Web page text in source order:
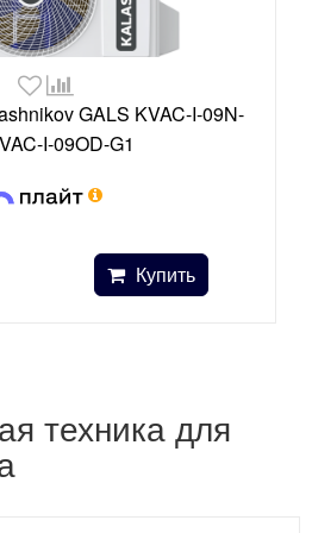
GALS KVAC-I-09N-
I-09OD-G1
Купить
техника для